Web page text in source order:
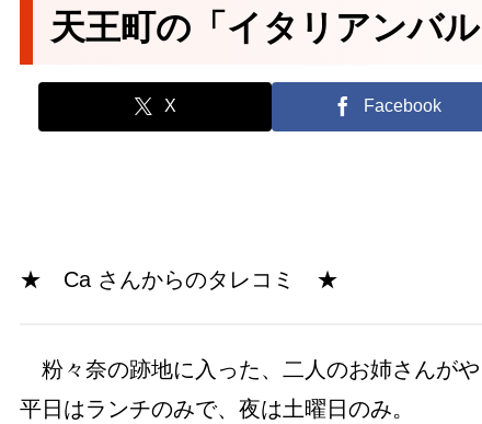
天王町の「イタリアンバ
X Facebook
★ Ca さんからのタレコミ ★
粉々奈の跡地に入った、二人のお姉さんがや
平日はランチのみで、夜は土曜日のみ。